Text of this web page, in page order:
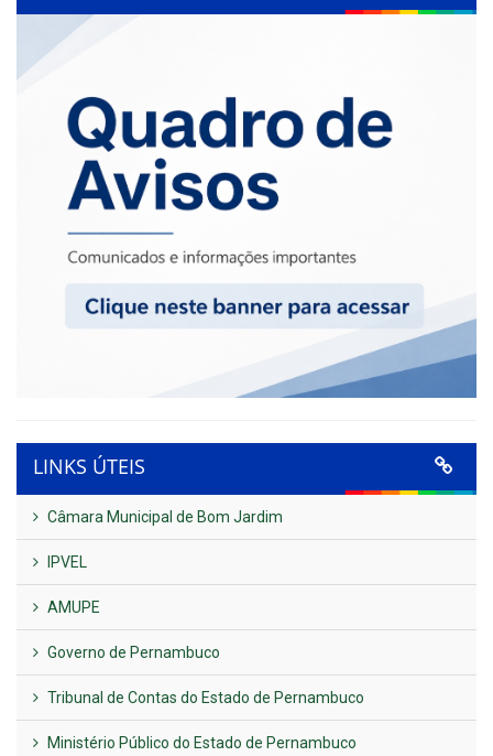
LINKS ÚTEIS
Câmara Municipal de Bom Jardim
IPVEL
AMUPE
Governo de Pernambuco
Tribunal de Contas do Estado de Pernambuco
Ministério Público do Estado de Pernambuco